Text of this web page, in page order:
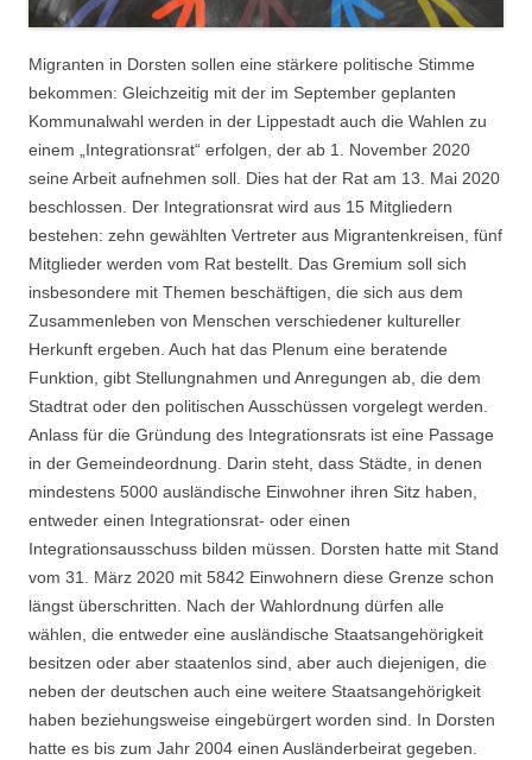
Migranten in Dorsten sollen eine stärkere politische Stimme
bekommen: Gleichzeitig mit der im September geplanten
Kommunalwahl werden in der Lippestadt auch die Wahlen zu
einem „Integrationsrat“ erfolgen, der ab 1. November 2020
seine Arbeit aufnehmen soll. Dies hat der Rat am 13. Mai 2020
beschlossen. Der Integrationsrat wird aus 15 Mitgliedern
bestehen: zehn gewählten Vertreter aus Migrantenkreisen, fünf
Mitglieder werden vom Rat bestellt. Das Gremium soll sich
insbesondere mit Themen beschäftigen, die sich aus dem
Zusammenleben von Menschen verschiedener kultureller
Herkunft ergeben. Auch hat das Plenum eine beratende
Funktion, gibt Stellungnahmen und Anregungen ab, die dem
Stadtrat oder den politischen Ausschüssen vorgelegt werden.
Anlass für die Gründung des Integrationsrats ist eine Passage
in der Gemeindeordnung. Darin steht, dass Städte, in denen
mindestens 5000 ausländische Einwohner ihren Sitz haben,
entweder einen Integrationsrat- oder einen
Integrationsausschuss bilden müssen. Dorsten hatte mit Stand
vom 31. März 2020 mit 5842 Einwohnern diese Grenze schon
längst überschritten. Nach der Wahlordnung dürfen alle
wählen, die entweder eine ausländische Staatsangehörigkeit
besitzen oder aber staatenlos sind, aber auch diejenigen, die
neben der deutschen auch eine weitere Staatsangehörigkeit
haben beziehungsweise eingebürgert worden sind. In Dorsten
hatte es bis zum Jahr 2004 einen Ausländerbeirat gegeben.